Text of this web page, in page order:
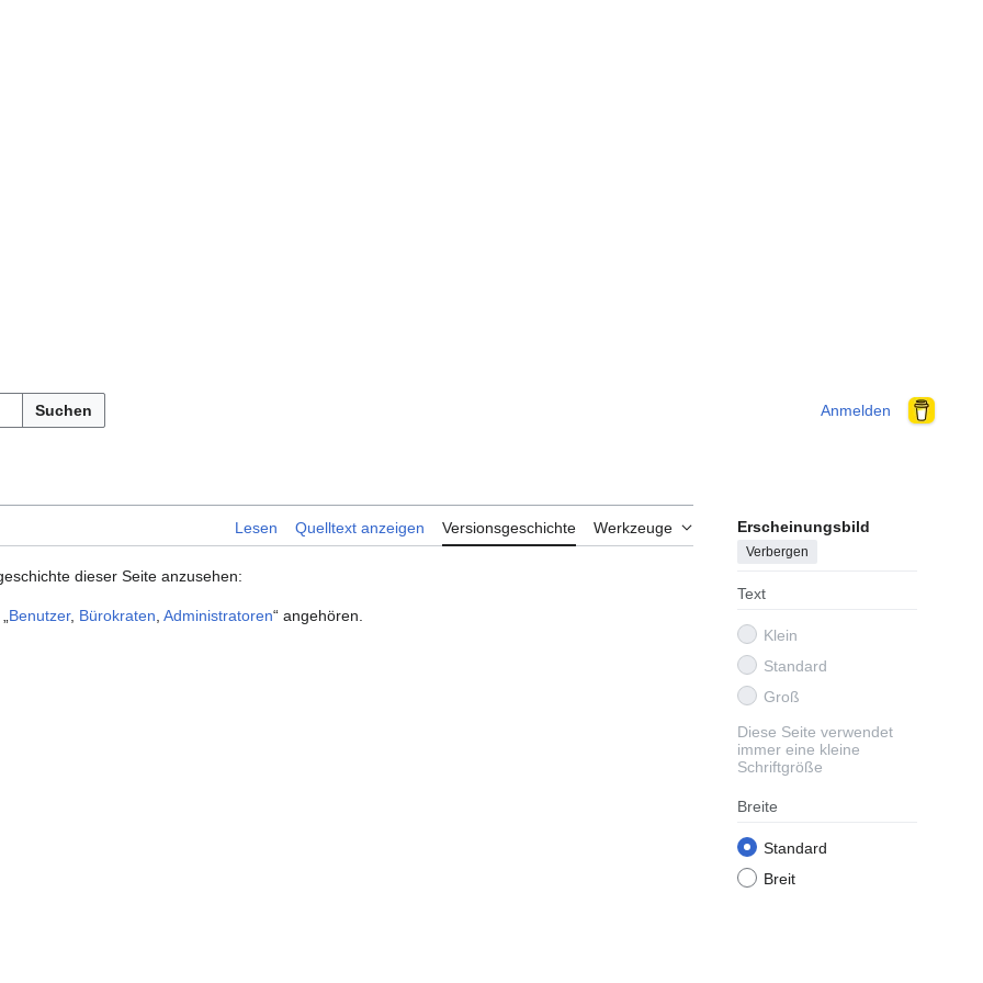
Suchen Anmelden
Lesen Quelltext anzeigen Versionsgeschichte Werkzeuge Erscheinungsbild
Verbergen
Text
Klein
Standard
Groß
Diese Seite verwendet
immer eine kleine
Schriftgröße
Breite
Standard
Breit
dieser Seite anzusehen:
Benutzer, Bürokraten Administratoren“ angehören.